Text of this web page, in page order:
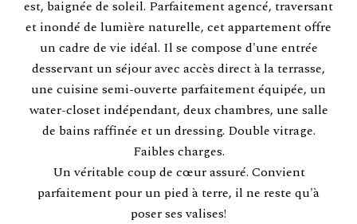
est, baignée de soleil. Parfaitement agencé, traversant
et inondé de lumière naturelle, cet appartement offre
un cadre de vie idéal. Il se compose d'une entrée
desservant un séjour avec accès direct à la terrasse,
une cuisine semi-ouverte parfaitement équipée, un
water-closet indépendant, deux chambres, une salle
de bains raffinée et un dressing. Double vitrage.
Faibles charges.
Un véritable coup de cœur assuré. Convient
parfaitement pour un pied à terre, il ne reste qu'à
poser ses valises!